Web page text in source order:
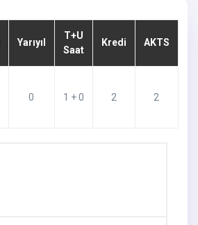
Yarıyıl
T+U
Saat
Kredi AKTS
0 1 + 0 2 2